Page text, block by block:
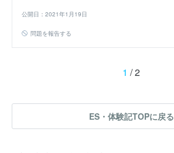
公開日：2021年1月19日
問題を報告する
1 / 2
ES・体験記TOPに戻る